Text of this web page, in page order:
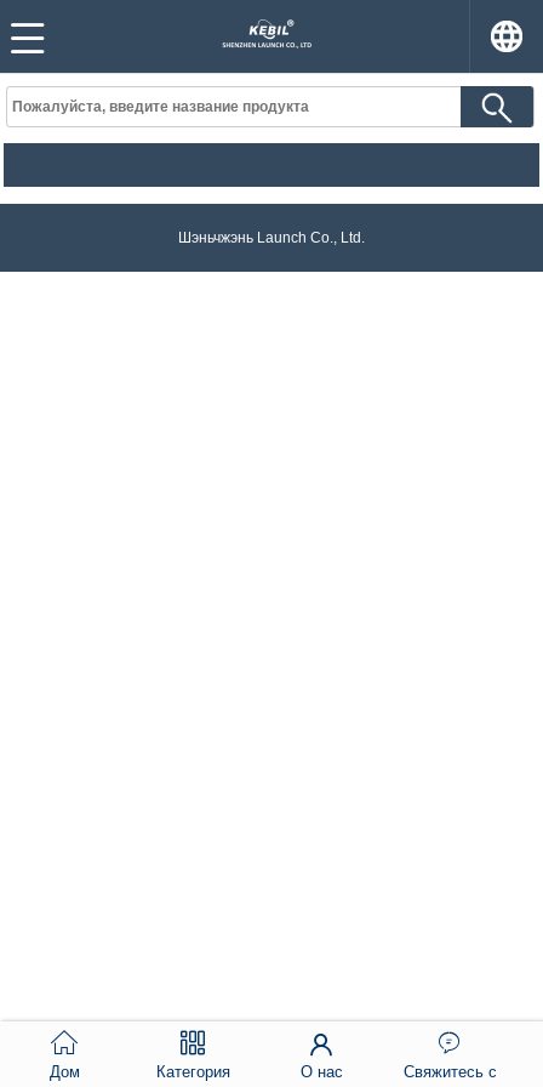
Шэньчжэнь Launch Co., Ltd.
Дом Категория О нас
Свяжитесь с